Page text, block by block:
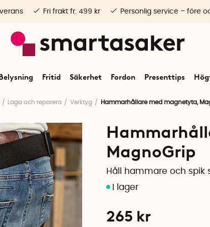
Fritid Säkerhet Fordon Presenttips
Fri frakt fr. 499 kr Personlig service – före
Laga och reparera Verktyg Hammarhållare med magnetyta,
MagnoGrip
Håll hammare och spik
265 kr